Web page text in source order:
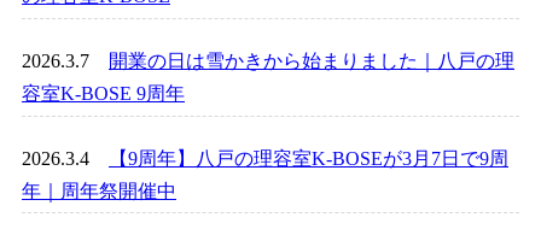
2026.3.7
開業の日は雪かきから始まりました｜八戸の理
容室K-BOSE 9周年
2026.3.4
【9周年】八戸の理容室K-BOSEが3月7日で9周
年｜周年祭開催中